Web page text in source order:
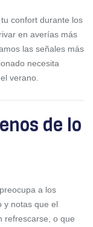
confort durante los
en averías más
las señales más
necesita
verano.
de lo
a los
y notas que el
refrescarse, o que